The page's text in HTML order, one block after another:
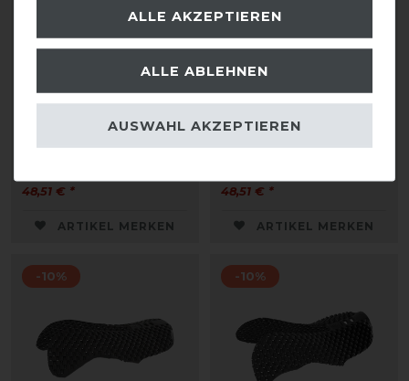
Acavallo Einlagen für
48,51 € *
ARTIKEL MERKEN
Acavallo Einlagen für
48,51 € *
ARTIKEL MERKEN
-10% -10%
ALLE AKZEPTIEREN
ALLE ABLEHNEN
AUSWAHL AKZEPTIEREN